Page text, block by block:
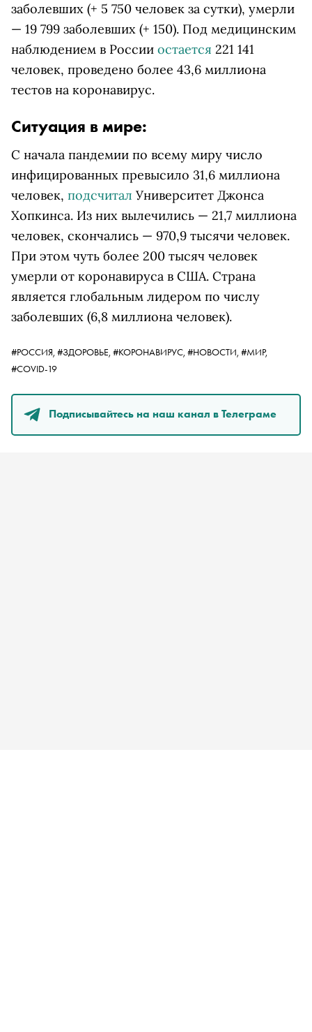
заболевших (+ 5 750 человек за сутки), умерли
— 19 799 заболевших (+ 150). Под медицинским
наблюдением в России остается 221 141
человек, проведено более 43,6 миллиона
тестов на коронавирус.
Ситуация в мире:
С начала пандемии по всему миру число
инфицированных превысило 31,6 миллиона
человек, подсчитал Университет Джонса
Хопкинса. Из них вылечились — 21,7 миллиона
человек, скончались — 970,9 тысячи человек.
При этом чуть более 200 тысяч человек
умерли от коронавируса в США. Страна
является глобальным лидером по числу
заболевших (6,8 миллиона человек).
#РОССИЯ, #ЗДОРОВЬЕ, #КОРОНАВИРУС, #НОВОСТИ, #МИР,
#COVID-19
Подписывайтесь на наш канал в Телеграме